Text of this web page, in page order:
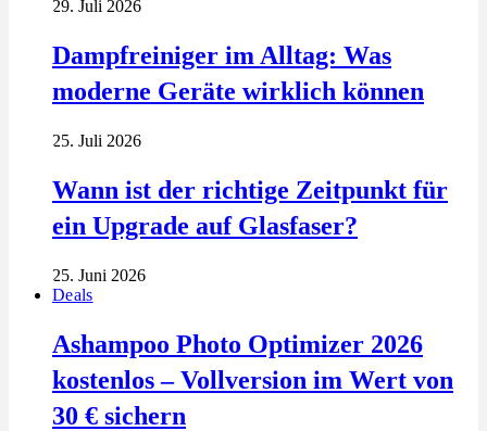
29. Juli 2026
Dampfreiniger im Alltag: Was
moderne Geräte wirklich können
25. Juli 2026
Wann ist der richtige Zeitpunkt für
ein Upgrade auf Glasfaser?
25. Juni 2026
Deals
Ashampoo Photo Optimizer 2026
kostenlos – Vollversion im Wert von
30 € sichern